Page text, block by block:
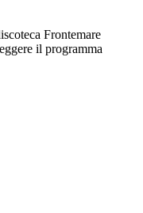
Frontemare
il programma